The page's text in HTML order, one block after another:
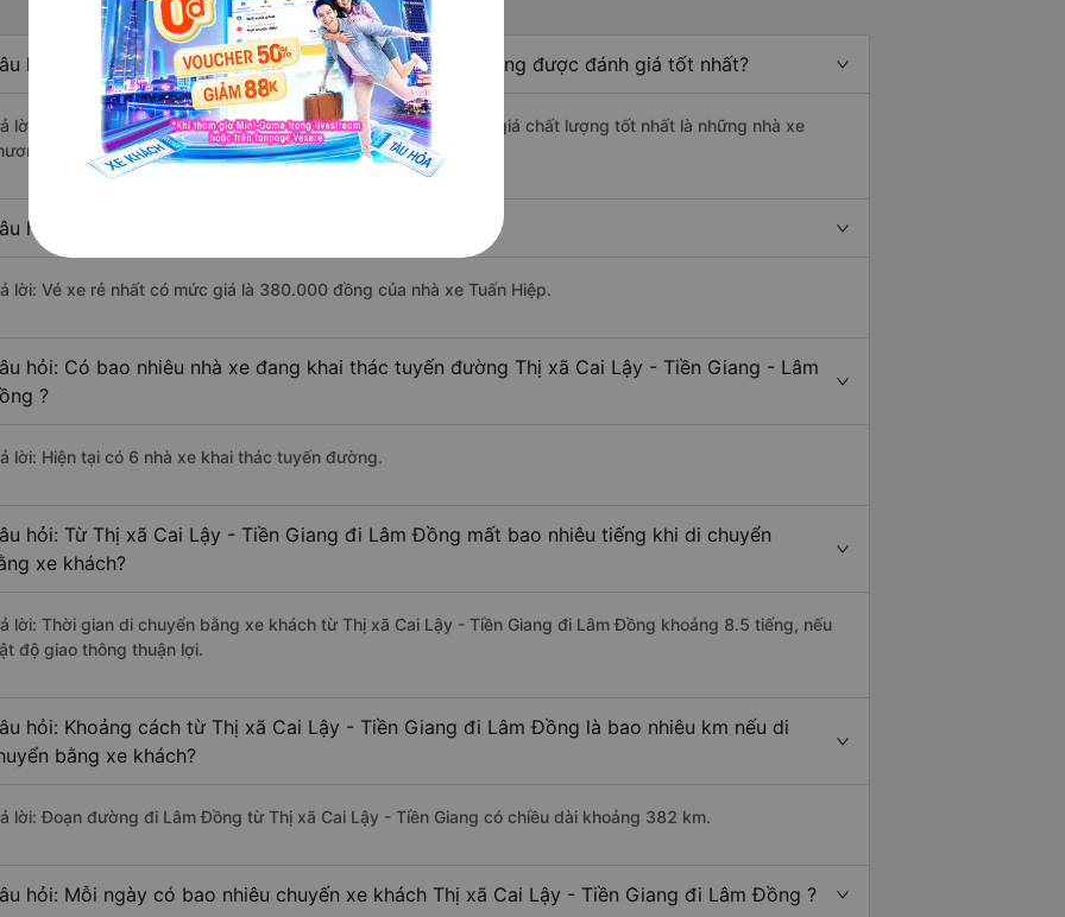
hỏi: Nhà xe đi Lâm Đồng từ Thị xã Cai Lậy - Tiền Giang được đánh giá tốt nhất?
lời: Xe đi Lâm Đồng từ Thị xã Cai Lậy - Tiền Giang được đánh giá chất lượng tốt nhất là những nhà xe
Trang, Tân Niên, Yến Thông.
hỏi: Xe nào đi Lâm Đồng có giá rẻ nhất?
lời: Vé xe rẻ nhất có mức giá là 380.000 đồng của nhà xe Tuấn Hiệp.
hỏi: Có bao nhiêu nhà xe đang khai thác tuyến đường Thị xã Cai Lậy - Tiền Giang - Lâm
?
lời: Hiện tại có 6 nhà xe khai thác tuyến đường.
hỏi: Từ Thị xã Cai Lậy - Tiền Giang đi Lâm Đồng mất bao nhiêu tiếng khi di chuyển
xe khách?
lời: Thời gian di chuyển bằng xe khách từ Thị xã Cai Lậy - Tiền Giang đi Lâm Đồng khoảng 8.5 tiếng, nếu
độ giao thông thuận lợi.
hỏi: Khoảng cách từ Thị xã Cai Lậy - Tiền Giang đi Lâm Đồng là bao nhiêu km nếu di
bằng xe khách?
lời: Đoạn đường đi Lâm Đồng từ Thị xã Cai Lậy - Tiền Giang có chiều dài khoảng 382 km.
hỏi: Mỗi ngày có bao nhiêu chuyến xe khách Thị xã Cai Lậy - Tiền Giang đi Lâm Đồng ?